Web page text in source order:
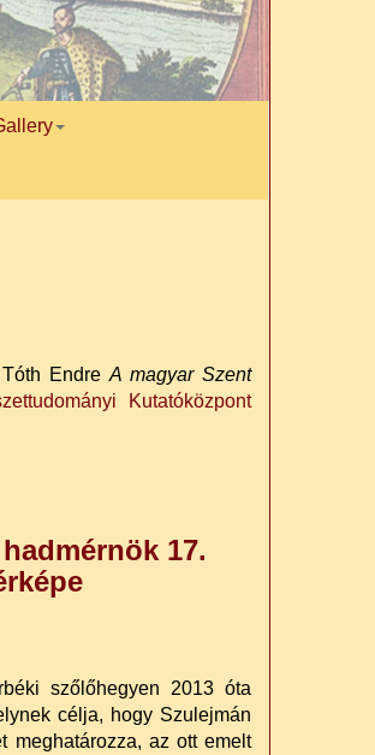
Endre A magyar Szent
Kutatóközpont
17.
szőlőhegyen 2013 óta
célja, hogy Szulejmán
meghatározza, az ott emelt